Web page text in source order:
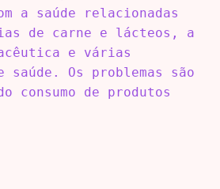
a saúde relacionadas
de carne e lácteos, a
e várias
saúde. Os problemas são
consumo de produtos